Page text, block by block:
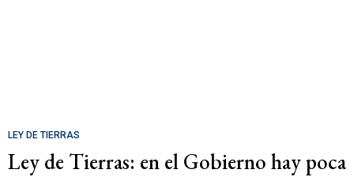
LEY DE TIERRAS
Ley de Tierras: en el Gobierno hay poca